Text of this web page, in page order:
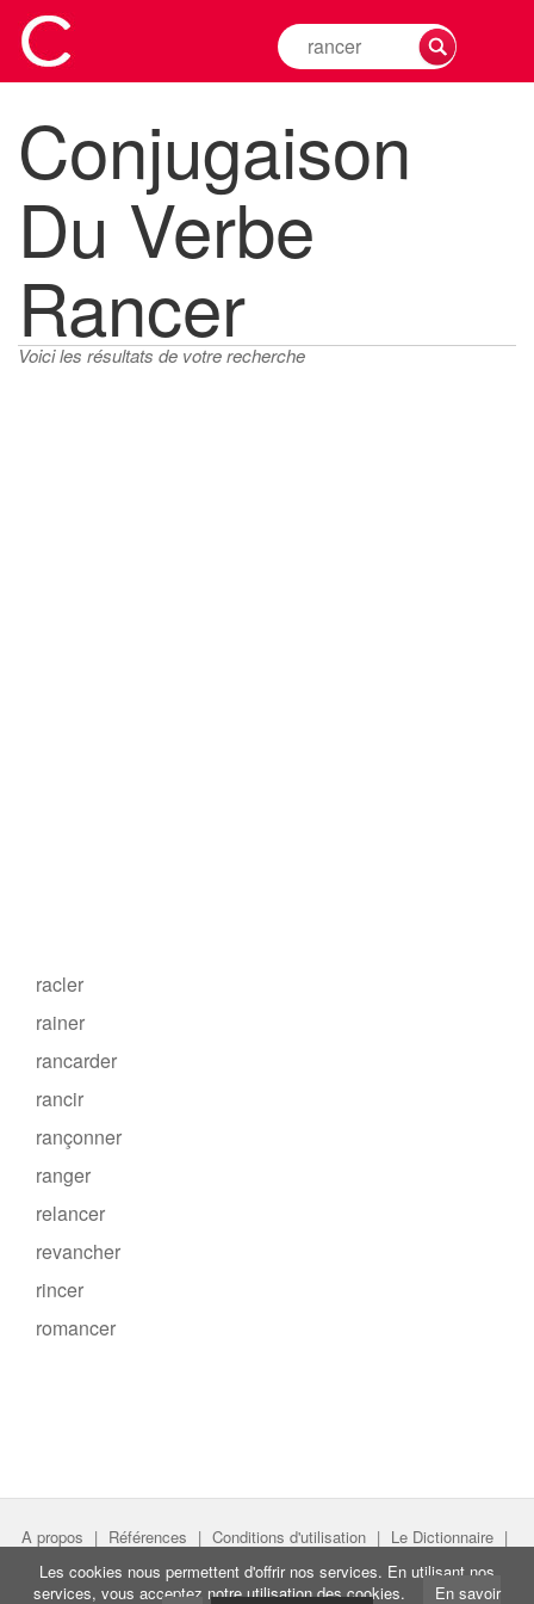
Rechercher
la
d'un
verbe
Conjugaison
Du Verbe
Rancer
Voici les résultats de votre recherche
racler
rainer
rancarder
rancir
rançonner
ranger
relancer
revancher
rincer
romancer
A propos | Références | Conditions d'utilisation | Le Dictionnaire |
Faire un lien | Liens utiles
Directeur de projet :Nicolas Belotti- Copyright © Semantiak.com
Les cookies nous permettent d'offrir nos services. En utilisant nos
services, vous acceptez notre utilisation des cookies.
En savoir